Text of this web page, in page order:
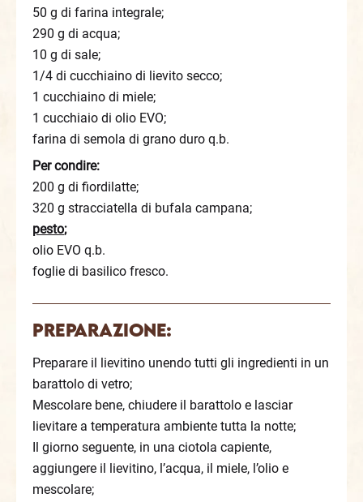
50 g di farina integrale;
290 g di acqua;
10 g di sale;
1/4 di cucchiaino di lievito secco;
1 cucchiaino di miele;
1 cucchiaio di olio EVO;
farina di semola di grano duro q.b.
Per condire:
200 g di fiordilatte;
320 g stracciatella di bufala campana;
pesto;
olio EVO q.b.
foglie di basilico fresco.
Preparazione:
Preparare il lievitino unendo tutti gli ingredienti in un
barattolo di vetro;
Mescolare bene, chiudere il barattolo e lasciar
lievitare a temperatura ambiente tutta la notte;
Il giorno seguente, in una ciotola capiente,
aggiungere il lievitino, l’acqua, il miele, l’olio e
mescolare;